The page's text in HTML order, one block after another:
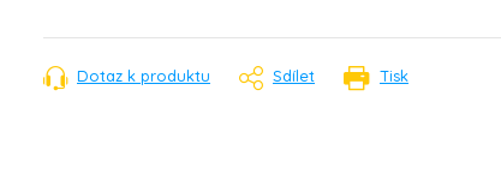
cena:
Tisk
Dotaz k produktu Sdílet